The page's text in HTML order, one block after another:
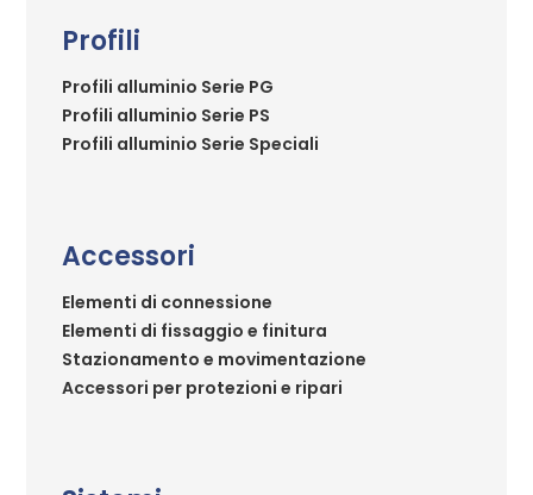
Profili
Profili alluminio Serie PG
Profili alluminio Serie PS
Profili alluminio Serie Speciali
Accessori
Elementi di connessione
Elementi di fissaggio e finitura
Stazionamento e movimentazione
Accessori per protezioni e ripari